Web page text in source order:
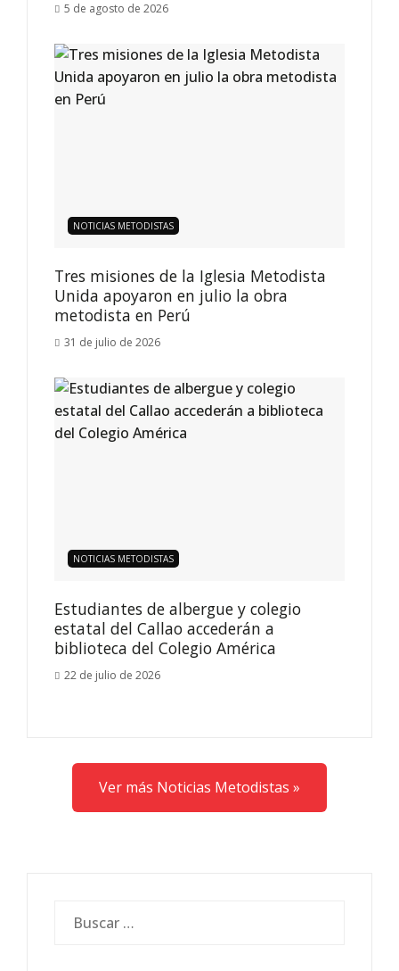
5 de agosto de 2026
NOTICIAS METODISTAS
Tres misiones de la Iglesia Metodista
Unida apoyaron en julio la obra
metodista en Perú
31 de julio de 2026
NOTICIAS METODISTAS
Estudiantes de albergue y colegio
estatal del Callao accederán a
biblioteca del Colegio América
22 de julio de 2026
Ver más Noticias Metodistas »